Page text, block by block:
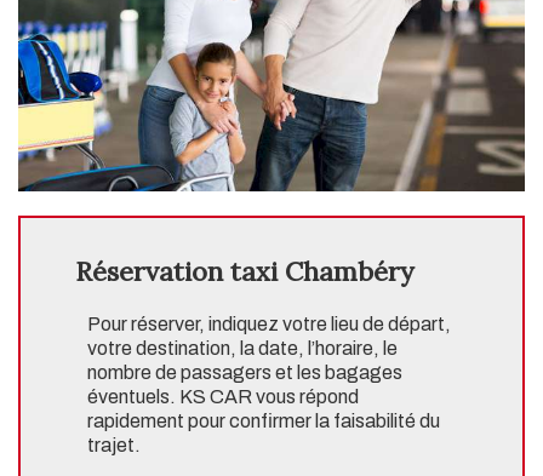
Réservation taxi Chambéry
Pour réserver, indiquez votre lieu de départ,
votre destination, la date, l’horaire, le
nombre de passagers et les bagages
éventuels. KS CAR vous répond
rapidement pour confirmer la faisabilité du
trajet.